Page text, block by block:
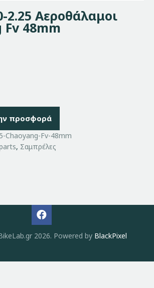
2.25 Αεροθάλαμοι
Fv 48mm
προσφορά
Chaoyang-Fv-48mm
, Σαμπρέλες
2026. Powered by BlackPixel